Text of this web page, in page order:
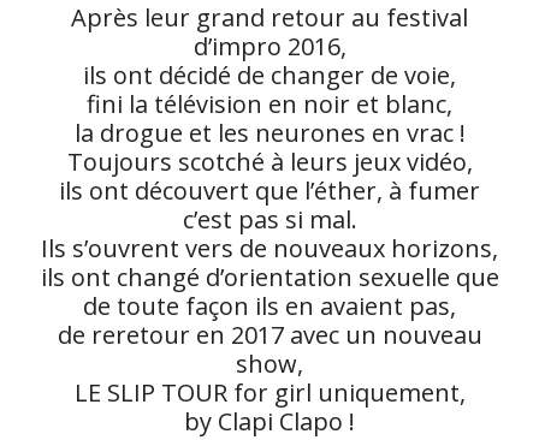
Après leur grand retour au festival
d’impro 2016,
ils ont décidé de changer de voie,
fini la télévision en noir et blanc,
la drogue et les neurones en vrac !
Toujours scotché à leurs jeux vidéo,
ils ont découvert que l’éther, à fumer
c’est pas si mal.
Ils s’ouvrent vers de nouveaux horizons,
ils ont changé d’orientation sexuelle que
de toute façon ils en avaient pas,
de reretour en 2017 avec un nouveau
show,
LE SLIP TOUR for girl uniquement,
by Clapi Clapo !